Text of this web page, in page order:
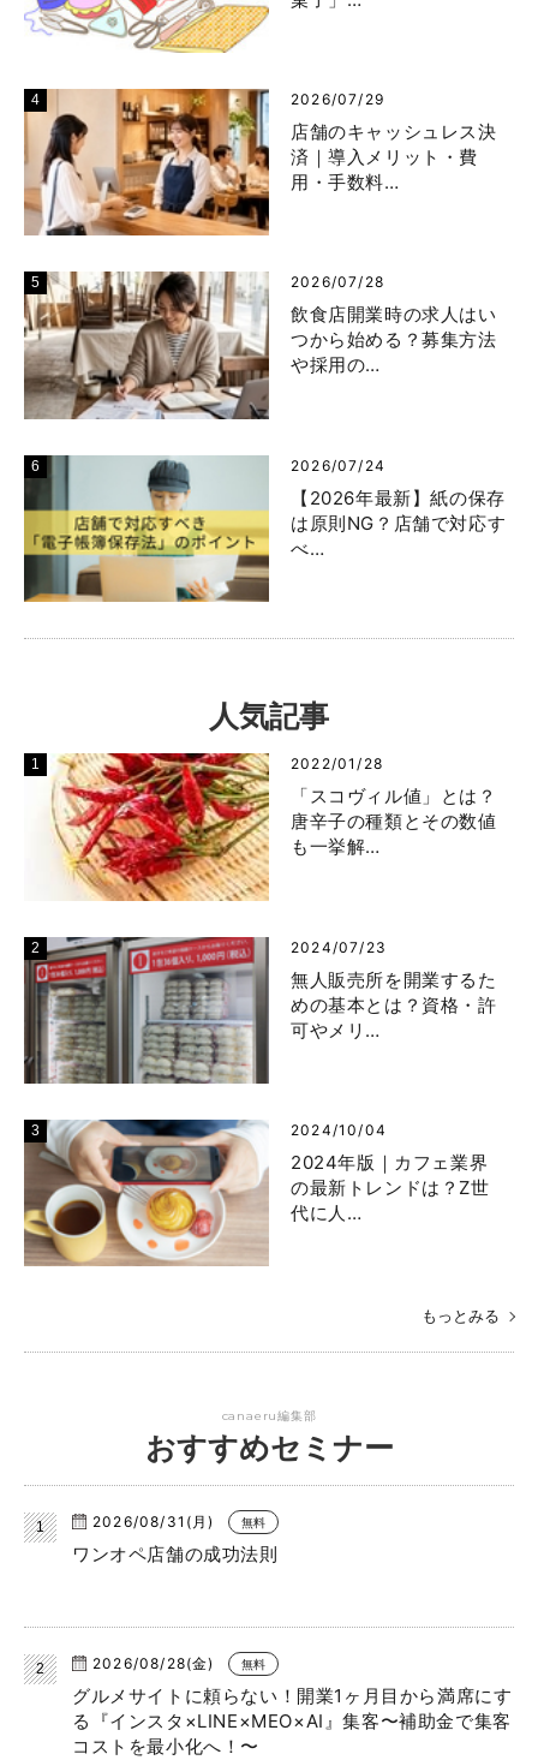
2026/07/29
店舗のキャッシュレス決
済｜導入メリット・費
用・手数料…
2026/07/28
飲食店開業時の求人はい
つから始める？募集方法
や採用の…
2026/07/24
【2026年最新】紙の保存
は原則NG？店舗で対応す
べ…
人気記事
2022/01/28
「スコヴィル値」とは？
唐辛子の種類とその数値
も一挙解…
2024/07/23
無人販売所を開業するた
めの基本とは？資格・許
可やメリ…
2024/10/04
2024年版｜カフェ業界
の最新トレンドは？Z世
代に人…
もっとみる
canaeru編集部
おすすめセミナー
2026/08/31(月) 無料
ワンオペ店舗の成功法則
2026/08/28(金) 無料
グルメサイトに頼らない！開業1ヶ月目から満席にす
る『インスタ×LINE×MEO×AI』集客〜補助金で集客
コストを最小化へ！〜